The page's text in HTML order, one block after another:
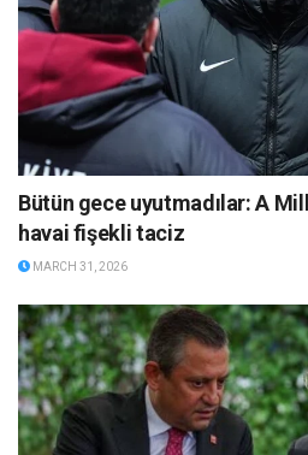
Bütün gece uyutmadılar: A
havai fişekli taciz
MARCH 31, 2026